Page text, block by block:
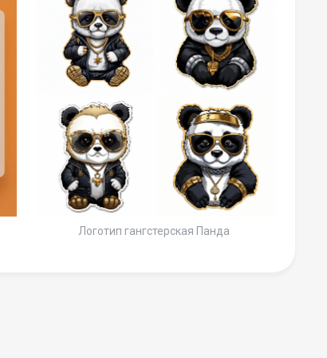
Логотип гангстерская Панда